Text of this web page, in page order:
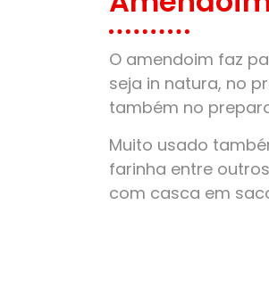
O amendoim faz
seja in natura, no
também no
Muito usado
farinha entre
com casca em